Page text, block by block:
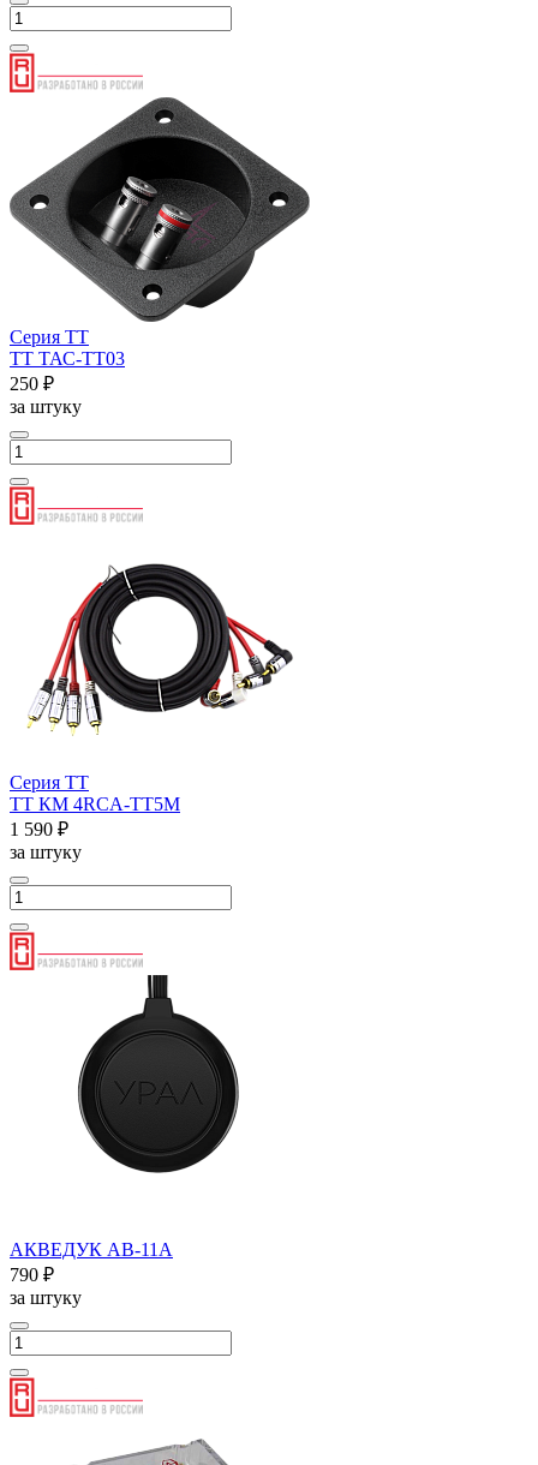
Серия ТТ
ТТ ТАС-ТТ03
250 ₽
за штуку
Серия ТТ
ТТ КМ 4RCA-ТТ5М
1 590 ₽
за штуку
АКВЕДУК AВ-11A
790 ₽
за штуку